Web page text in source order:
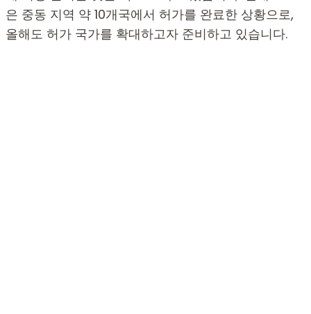
은 중동 지역 약 10개국에서 허가를 완료한 상황으로,
올해도 허가 국가를 확대하고자 준비하고 있습니다.